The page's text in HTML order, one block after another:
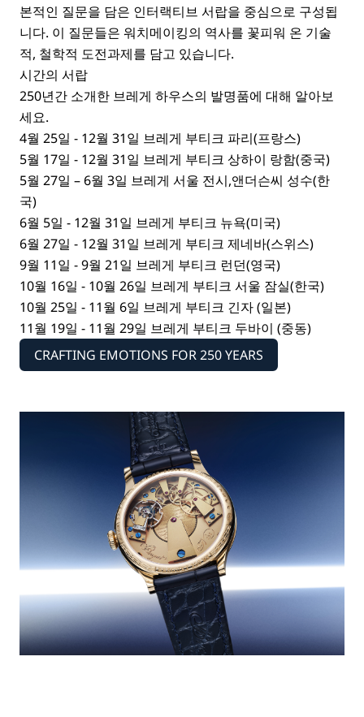
본적인 질문을 담은 인터랙티브 서랍을 중심으로 구성됩
니다. 이 질문들은 워치메이킹의 역사를 꽃피워 온 기술
적, 철학적 도전과제를 담고 있습니다.
시간의 서랍
250년간 소개한 브레게 하우스의 발명품에 대해 알아보
세요.
4월 25일 - 12월 31일 브레게 부티크 파리(프랑스)
5월 17일 - 12월 31일 브레게 부티크 상하이 랑함(중국)
5월 27일 – 6월 3일 브레게 서울 전시,앤더슨씨 성수(한
국)
6월 5일 - 12월 31일 브레게 부티크 뉴욕(미국)
6월 27일 - 12월 31일 브레게 부티크 제네바(스위스)
9월 11일 - 9월 21일 브레게 부티크 런던(영국)
10월 16일 - 10월 26일 브레게 부티크 서울 잠실(한국)
10월 25일 - 11월 6일 브레게 부티크 긴자 (일본)
11월 19일 - 11월 29일 브레게 부티크 두바이 (중동)
CRAFTING EMOTIONS FOR 250 YEARS